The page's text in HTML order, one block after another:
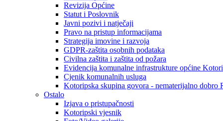
Revizija Općine
Statut i Poslovnik
Javni pozivi i natječaji
Pravo na pristup informacijama
Strategija imovine i razvoja
GDPR-zaštita osobnih podataka
Civilna zaštita i zaštita od požara
Evidencija komunalne infrastrukture općine
Cjenik komunalnih usluga
Kotoripska skupina govora - nematerijalno dobro
Ostalo
Izjava o pristupačnosti
Kotoripski vjesnik